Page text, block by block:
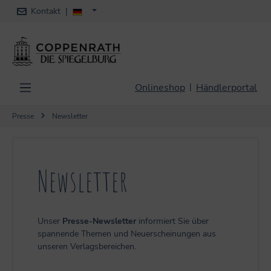
springen
Kontakt |
Onlineshop | Händlerportal
Presse Newsletter
Newsletter
Unser Presse-Newsletter informiert Sie über
spannende Themen und Neuerscheinungen aus
unseren Verlagsbereichen.